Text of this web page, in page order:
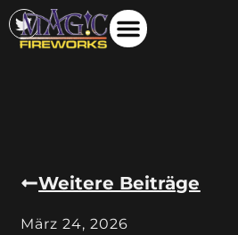
Weitere Beiträge
März 24, 2026